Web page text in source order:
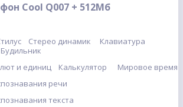
Cool Q007 + 512Мб
Стерео динамик Клавиатура
и единиц Калькулятор Мировое время
речи
текста